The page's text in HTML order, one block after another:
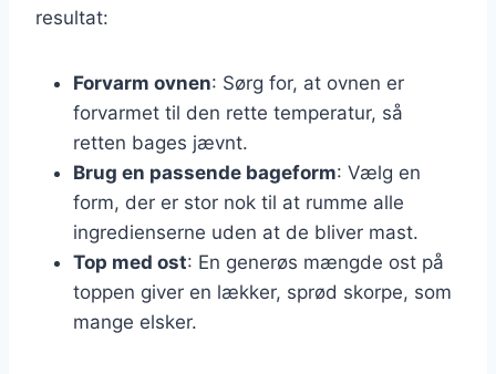
resultat:
Forvarm ovnen: Sørg for, at ovnen er
forvarmet til den rette temperatur, så
retten bages jævnt.
Brug en passende bageform: Vælg en
form, der er stor nok til at rumme alle
ingredienserne uden at de bliver mast.
Top med ost: En generøs mængde ost på
toppen giver en lækker, sprød skorpe, som
mange elsker.